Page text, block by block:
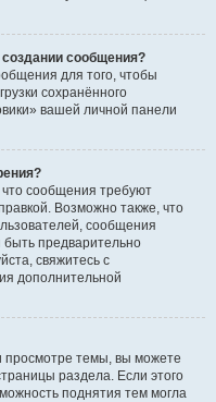
создании сообщения?
для того, чтобы
сохранённого
вашей личной панели
сообщения требуют
Возможно также, что
сообщения
предварительно
свяжитесь с
дополнительной
просмотре темы, вы можете
раздела. Если этого
поднятия тем могла